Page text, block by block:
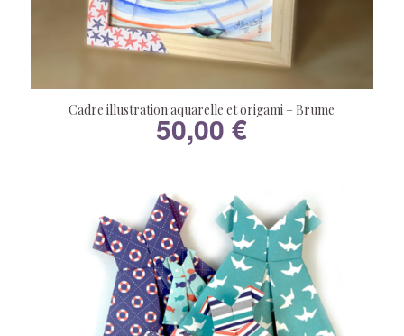
Cadre illustration aquarelle et origami – Brume
50,00€